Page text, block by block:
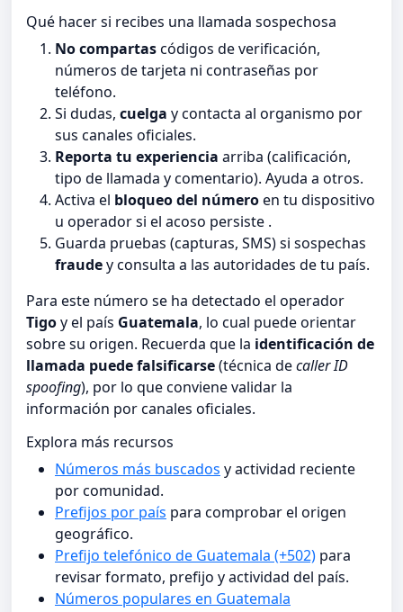
Qué hacer si recibes una llamada sospechosa
No compartascódigos de verificación,
números de tarjeta ni contraseñas por
teléfono.
Si dudas, cuelga y contacta al organismo por
sus canales oficiales.
Reporta tu experiencia arriba (calificación,
tipo de llamada y comentario). Ayuda a otros.
Activa el bloqueo del númeroen tu dispositivo
u operador si el acoso persiste .
Guarda pruebas (capturas, SMS) si sospechas
fraudey consulta a las autoridades de tu país.
Para este número se ha detectado el operador
Tigoy el país Guatemala, lo cual puede orientar
sobre su origen. Recuerda que la identificación de
llamada puede falsificarse(técnica decaller ID
spoofing), por lo que conviene validar la
información por canales oficiales.
Explora más recursos
Números más buscados y actividad reciente
por comunidad.
Prefijos por país para comprobar el origen
geográfico.
Prefijo telefónico de Guatemala (+502) para
revisar formato, prefijo y actividad del país.
Números populares en Guatemala